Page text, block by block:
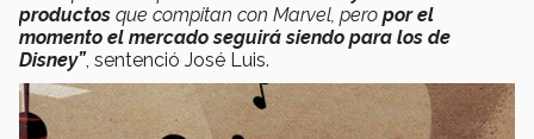
productos que compitan con Marvel, pero por el
momento el mercado seguirá siendo para los de
Disney”, sentenció José Luis.